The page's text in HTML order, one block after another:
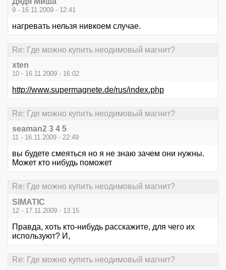
9 - 16.11.2009 - 12:41
нагревать нельзя нивкоем случае.
Re: Где можно купить неодимовый магнит?
xten
10 - 16.11.2009 - 16:02
http://www.supermagnete.de/rus/index.php
Re: Где можно купить неодимовый магнит?
seaman2 3 4 5
11 - 16.11.2009 - 22:49
вы будете смеяться но я не знаю зачем они нужны.
Может кто нибудь поможет
Re: Где можно купить неодимовый магнит?
SIMATIC
12 - 17.11.2009 - 13:15
Правда, хоть кто-нибудь расскажите, для чего их
используют? И,
Re: Где можно купить неодимовый магнит?